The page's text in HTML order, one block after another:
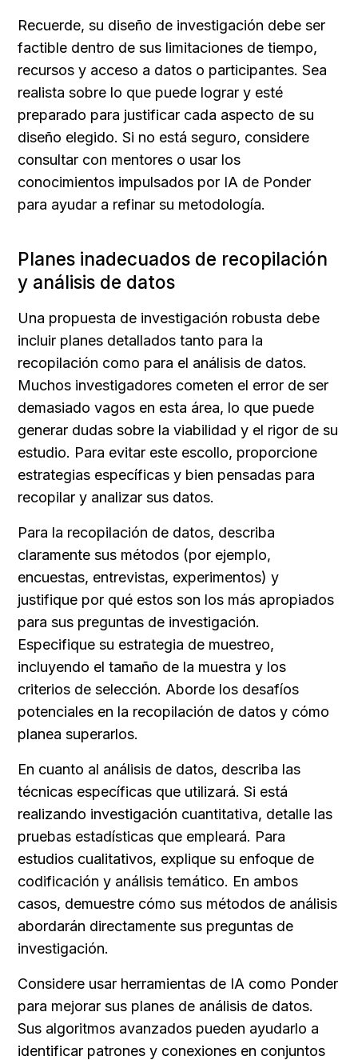
Recuerde, su diseño de investigación debe ser
factible dentro de sus limitaciones de tiempo,
recursos y acceso a datos o participantes. Sea
realista sobre lo que puede lograr y esté
preparado para justificar cada aspecto de su
diseño elegido. Si no está seguro, considere
consultar con mentores o usar los
conocimientos impulsados por IA de Ponder
para ayudar a refinar su metodología.
Planes inadecuados de recopilación
y análisis de datos
Una propuesta de investigación robusta debe
incluir planes detallados tanto para la
recopilación como para el análisis de datos.
Muchos investigadores cometen el error de ser
demasiado vagos en esta área, lo que puede
generar dudas sobre la viabilidad y el rigor de su
estudio. Para evitar este escollo, proporcione
estrategias específicas y bien pensadas para
recopilar y analizar sus datos.
Para la recopilación de datos, describa
claramente sus métodos (por ejemplo,
encuestas, entrevistas, experimentos) y
justifique por qué estos son los más apropiados
para sus preguntas de investigación.
Especifique su estrategia de muestreo,
incluyendo el tamaño de la muestra y los
criterios de selección. Aborde los desafíos
potenciales en la recopilación de datos y cómo
planea superarlos.
En cuanto al análisis de datos, describa las
técnicas específicas que utilizará. Si está
realizando investigación cuantitativa, detalle las
pruebas estadísticas que empleará. Para
estudios cualitativos, explique su enfoque de
codificación y análisis temático. En ambos
casos, demuestre cómo sus métodos de análisis
abordarán directamente sus preguntas de
investigación.
Considere usar herramientas de IA como Ponder
para mejorar sus planes de análisis de datos.
Sus algoritmos avanzados pueden ayudarlo a
identificar patrones y conexiones en conjuntos